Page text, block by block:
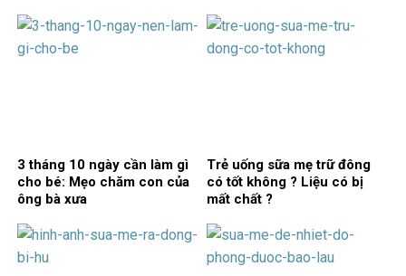
3 tháng 10 ngày cần làm gì
cho bé: Mẹo chăm con của
ông bà xưa
Trẻ uống sữa mẹ trữ đông
có tốt không ? Liệu có bị
mất chất ?